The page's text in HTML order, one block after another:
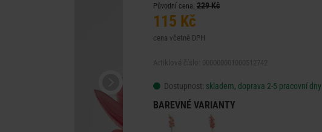
Původní cena: 229 Kč
115 Kč
cena včetně DPH
Dostupnost: skladem, doprava 2-5 pracovní dny
BAREVNÉ VARIANTY